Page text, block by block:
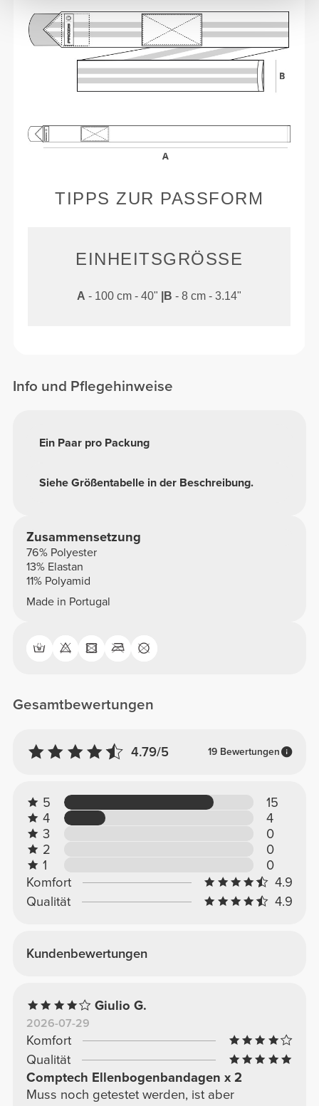
TIPPS ZUR PASSFORM
EINHEITSGRÖSSE
A - 100 cm - 40" B - 8 cm - 3.14"
Info und Pflegehinweise
Siehe Größentabelle in der Beschreibung.
Ein Paar pro Packung
Zusammensetzung
76% Polyester
13% Elastan
11% Polyamid
Made in Portugal
Gesamtbewertungen
4.79/5 19 Bewertungen
5
15
4
4
3
0
2
0
1
0
Komfort
4.9
Qualität
4.9
Kundenbewertungen
Giulio G.
2026-07-29
Komfort
Qualität
Comptech Ellenbogenbandagen x 2
Muss noch getestet werden, ist aber